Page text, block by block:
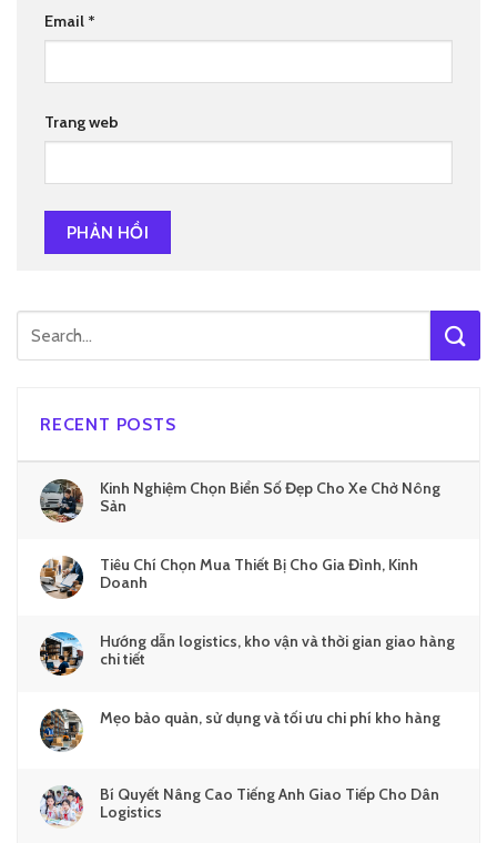
RECENT POSTS
Kinh Nghiệm Chọn Biển Số Đẹp Cho Xe Chở Nông
Sản
Tiêu Chí Chọn Mua Thiết Bị Cho Gia Đình, Kinh
Doanh
Hướng dẫn logistics, kho vận và thời gian giao hàng
chi tiết
Mẹo bảo quản, sử dụng và tối ưu chi phí kho hàng
Bí Quyết Nâng Cao Tiếng Anh Giao Tiếp Cho Dân
Logistics
Email *
Trang web